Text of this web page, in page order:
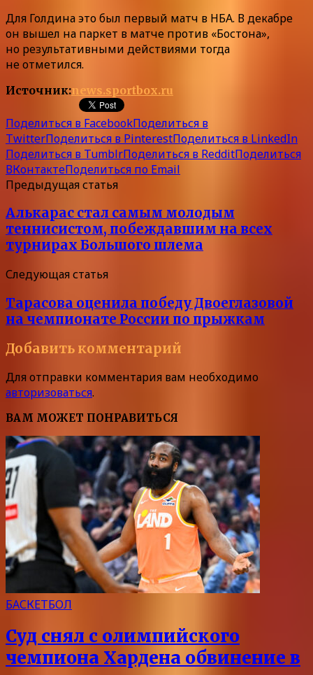
Для Голдина это был первый матч в НБА. В декабре
он вышел на паркет в матче против «Бостона»,
но результативными действиями тогда
не отметился.
Источник:news.sportbox.ru
Поделиться в FacebookПоделиться в
TwitterПоделиться в PinterestПоделиться в LinkedIn
Поделиться в TumblrПоделиться в RedditПоделиться
ВКонтактеПоделиться по Email
Предыдущая статья
Алькарас стал самым молодым
теннисистом, побеждавшим на всех
турнирах Большого шлема
Следующая статья
Тарасова оценила победу Двоеглазовой
на чемпионате России по прыжкам
Добавить комментарий
Для отправки комментария вам необходимо
авторизоваться.
ВАМ МОЖЕТ ПОНРАВИТЬСЯ
БАСКЕТБОЛ
Суд снял с олимпийского
чемпиона Хардена обвинение в